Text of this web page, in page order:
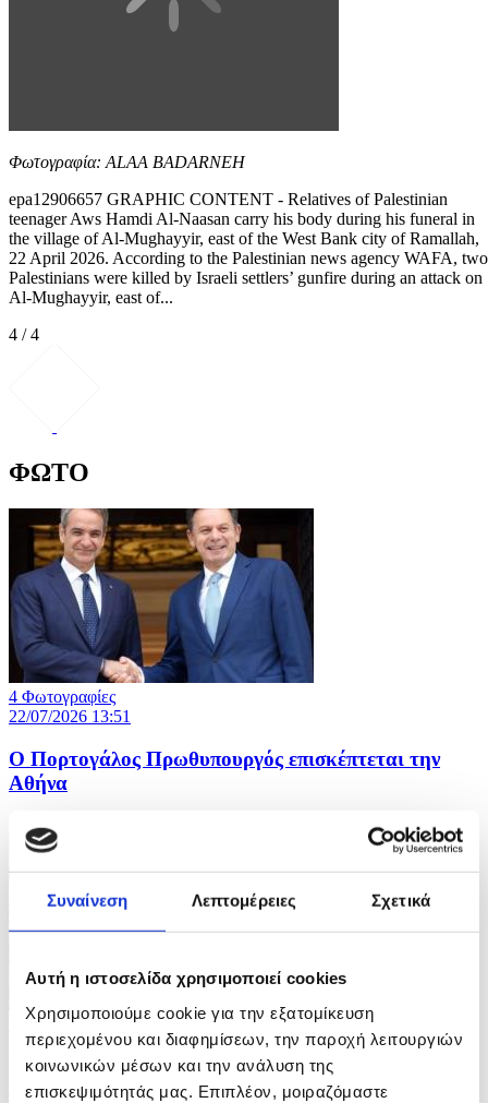
Συναίνεση Λεπτομέρειες Σχετικά
Αυτή η ιστοσελίδα χρησιμοποιεί cookies
Χρησιμοποιούμε cookie για την εξατομίκευση
περιεχομένου και διαφημίσεων, την παροχή λειτουργιών
κοινωνικών μέσων και την ανάλυση της
επισκεψιμότητάς μας. Επιπλέον, μοιραζόμαστε
Φωτογραφία: ALAA BADARNEH
epa12906657 GRAPHIC CONTENT - Relatives of Palestinian
teenager Aws Hamdi Al-Naasan carry his body during his funeral in
the village of Al-Mughayyir, east of the West Bank city of Ramallah,
22 April 2026. According to the Palestinian news agency WAFA, two
Palestinians were killed by Israeli settlers’ gunfire during an attack on
Al-Mughayyir, east of...
4 / 4
ΦΩΤΟ
4 Φωτογραφίες
22/07/2026 13:51
Ο Πορτογάλος Πρωθυπουργός επισκέπτεται την
Αθήνα
ID: 10642757
13 Φωτογραφίες
22/07/2026 13:47
Καύσωνας στο Λος Άντζελες